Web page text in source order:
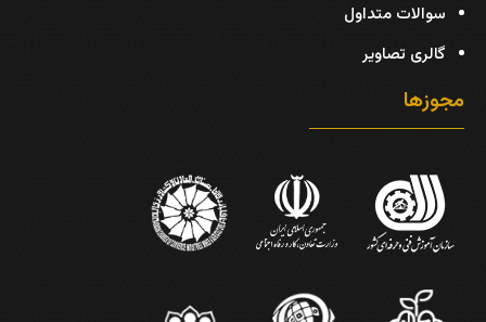
سوالات متداول
گالری تصاویر
مجوزها